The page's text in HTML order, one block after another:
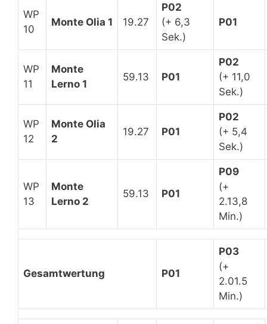
WP
10
Monte Olia 1 19.27
P02
(+ 6,3
Sek.)
P01
WP
11
Monte
Lerno 1
59.13 P01
P02
(+ 11,0
Sek.)
WP
12
Monte Olia
2
19.27 P01
P02
(+ 5,4
Sek.)
WP
13
Monte
Lerno 2
59.13 P01
P09
(+
2.13,8
Min.)
Gesamtwertung P01
P03
(+
2.01.5
Min.)